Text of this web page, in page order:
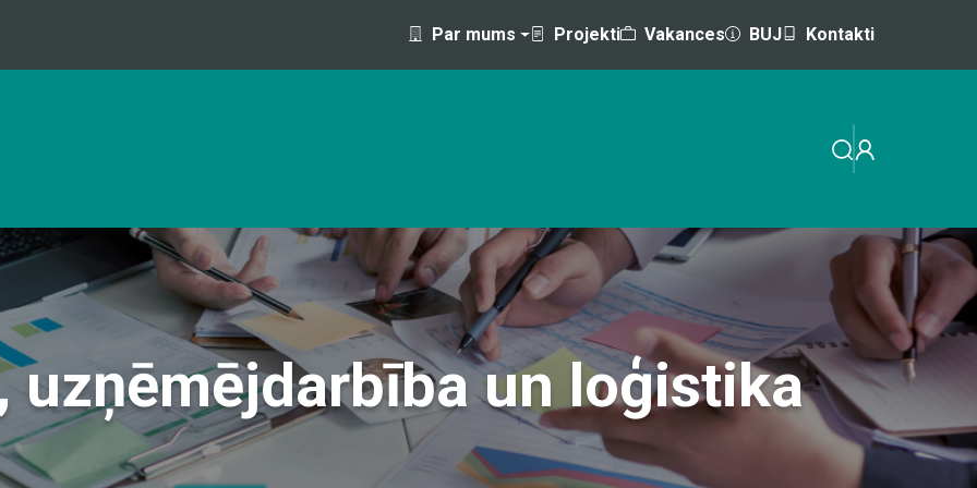
Par mums Projekti Vakances BUJ Kontakti
MĀCĪBAS AR VALSTS / ES ATBALSTU
uzņēmējdarbība un loģistika